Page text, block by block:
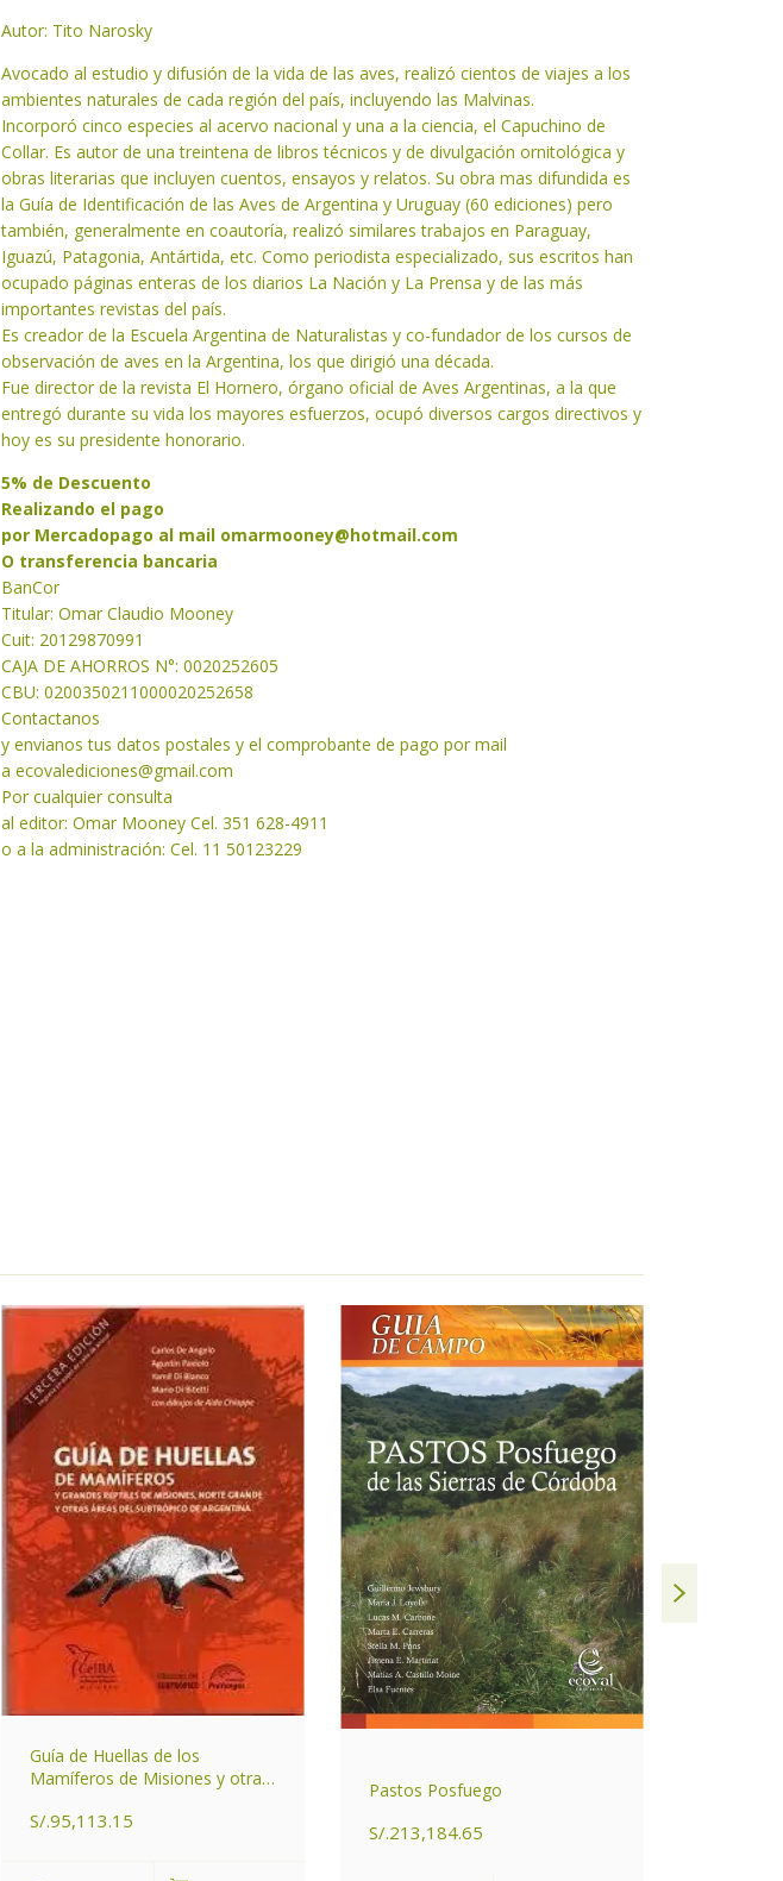
Autor: Tito Narosky
Avocado al estudio y difusión de la vida de las aves, realizó cientos de viajes a los
ambientes naturales de cada región del país, incluyendo las Malvinas.
Incorporó cinco especies al acervo nacional y una a la ciencia, el Capuchino de
Collar. Es autor de una treintena de libros técnicos y de divulgación ornitológica y
obras literarias que incluyen cuentos, ensayos y relatos. Su obra mas difundida es
la Guía de Identificación de las Aves de Argentina y Uruguay (60 ediciones) pero
también, generalmente en coautoría, realizó similares trabajos en Paraguay,
Iguazú, Patagonia, Antártida, etc. Como periodista especializado, sus escritos han
ocupado páginas enteras de los diarios La Nación y La Prensa y de las más
importantes revistas del país.
Es creador de la Escuela Argentina de Naturalistas y co-fundador de los cursos de
observación de aves en la Argentina, los que dirigió una década.
Fue director de la revista El Hornero, órgano oficial de Aves Argentinas, a la que
entregó durante su vida los mayores esfuerzos, ocupó diversos cargos directivos y
hoy es su presidente honorario.
5% de Descuento
Realizando el pago
por Mercadopago al mail omarmooney@hotmail.com
O transferencia bancaria
BanCor
Titular: Omar Claudio Mooney
Cuit: 20129870991
CAJA DE AHORROS N°: 0020252605
CBU: 0200350211000020252658
Contactanos
y envianos tus datos postales y el comprobante de pago por mail
a ecovalediciones@gmail.com
Por cualquier consulta
al editor: Omar Mooney Cel. 351 628-4911
o a la administración: Cel. 11 50123229
Guía de Huellas de los
Mamíferos de Misiones y otras
Argentina
S/.95,113.15
Pastos Posfuego
S/.213,184.65